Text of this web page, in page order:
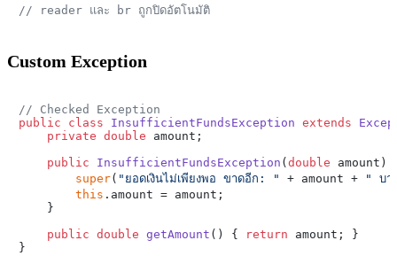
// reader และ br ถูกปิดอัตโนมัติ
Custom Exception
// Checked Exception
public
class InsufficientFundsException extends
private double amount;
public
InsufficientFundsException ( double amount)
super( "ยอดเงินไม่เพียงพอ ขาดอีก: " + amount +
" บา
this .amount = amount;
    }
public double getAmount () { return amount; }
}